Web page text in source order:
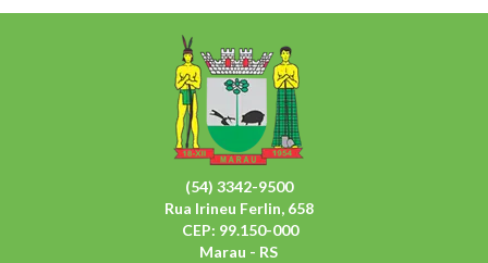
(54) 3342-9500
Rua Irineu Ferlin, 658
CEP: 99.150-000
Marau - RS